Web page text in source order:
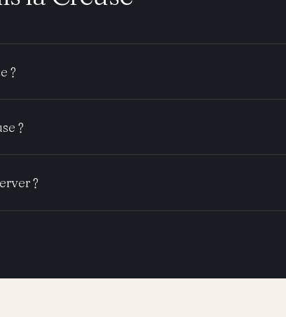
?
?
?